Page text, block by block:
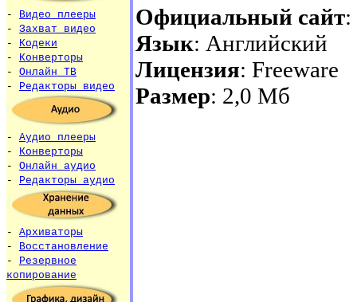
- Видео плееры
- Захват видео
- Кодеки
- Конверторы
- Онлайн ТВ
- Редакторы видео
- Аудио плееры
- Конверторы
- Онлайн аудио
- Редакторы аудио
- Архиваторы
- Восстановление
- Резервное
копирование
Официальный сайт
Язык: Английский
Лицензия: Freeware
Размер: 2,0 Мб